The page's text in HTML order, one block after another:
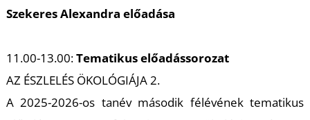
Szekeres Alexandra előadása
11.00-13.00:Tematikus előadássorozat
AZ ÉSZLELÉS ÖKOLÓGIÁJA 2.
A 2025-2026-os tanév második félévének tematikus